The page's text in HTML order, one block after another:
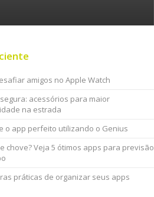
amigos no Apple Watch
acessórios para maior
na estrada
o app perfeito utilizando o Genius
chove? Veja 5 ótimos apps para previsão
práticas de organizar seus apps